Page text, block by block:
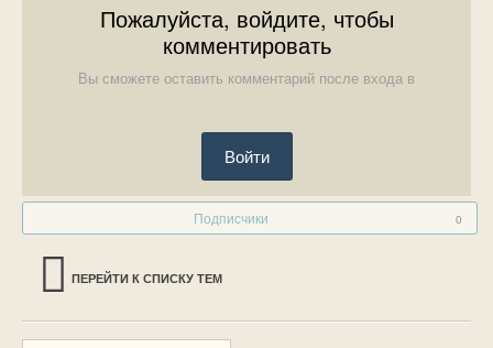
Пожалуйста, войдите, чтобы
комментировать
Вы сможете оставить комментарий после входа в
Войти
Подписчики 0
ПЕРЕЙТИ К СПИСКУ ТЕМ